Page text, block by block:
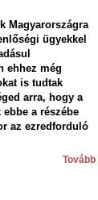
Magyarországra
ügyekkel
ehhez még
is tudtak
arra, hogy a
a részébe
az ezredforduló
Tovább